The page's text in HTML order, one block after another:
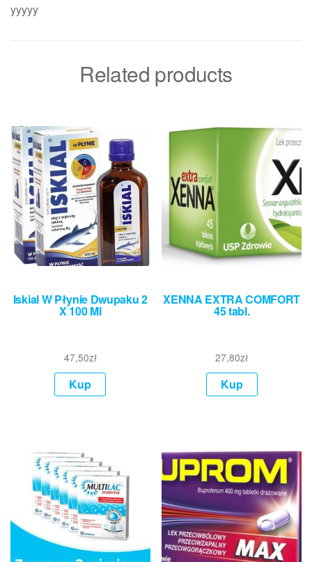
yyyyy
Related products
Iskial W Płynie Dwupaku 2
X 100 Ml
47,50zł
Kup
XENNA EXTRA COMFORT
45 tabl.
27,80zł
Kup